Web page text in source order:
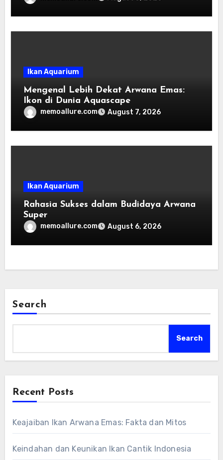
Ikan Aquarium
Mengenal Lebih Dekat Arwana Emas:
Ikon di Dunia Aquascape
memoallure.com August 7, 2026
Ikan Aquarium
Rahasia Sukses dalam Budidaya Arwana
Super
memoallure.com August 6, 2026
Search
Search
Recent Posts
Keajaiban Ikan Arwana Emas: Fakta dan Mitos
Keindahan dan Keunikan Ikan Cantik Indonesia